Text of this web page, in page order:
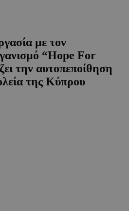
με τον
“Hope For
την αυτοπεποίθηση
της Κύπρου